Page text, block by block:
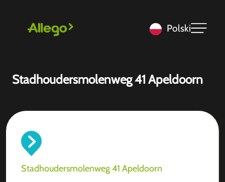
Polski
Stadhoudersmolenweg 41 Apeldoorn
Stadhoudersmolenweg 41 Apeldoorn